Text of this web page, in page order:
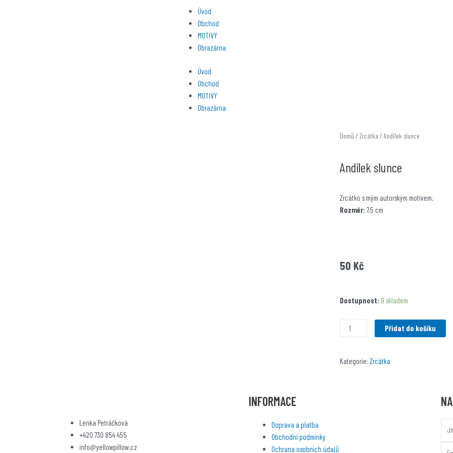
Úvod
Obchod
MOTIVY
Obrazárna
Úvod
Obchod
MOTIVY
Obrazárna
o
o
k
-
Domů / Zrcátka / Andílek slunce
Andílek slunce
Zrcátko s mým autorským motivem.
Rozměr: 7,5 cm
50 Kč
Dostupnost: 9 skladem
Andílek
množství
Přidat do košíku
Kategorie: Zrcátka
Lenka Petráčková
+420 730 854 455
info@yellowpillow.cz
INFORMACE
Doprava a platba
Obchodní podmínky
Ochrana osobních údajů